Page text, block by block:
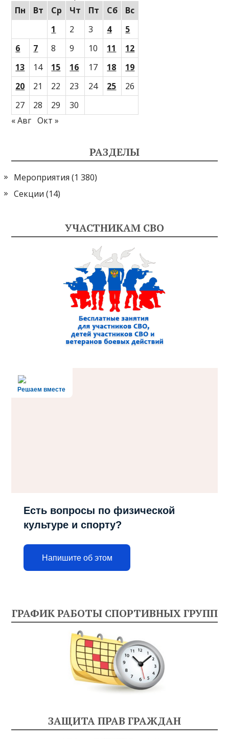
Пн
Вт Ср Чт Пт Сб
Вс
1
2 3 4
5
6
7 8 9 10 11
12
13
14 15 16 17 18
19
20
21 22 23 24 25
26
27
28 29
30
« Авг Окт »
РАЗДЕЛЫ
Мероприятия (1 380)
Секции (14)
УЧАСТНИКАМ СВО
Решаем вместе
Есть вопросы по физической
культуре и спорту?
Напишите об этом
ГРАФИК РАБОТЫ СПОРТИВНЫХ ГРУПП
ЗАЩИТА ПРАВ ГРАЖДАН